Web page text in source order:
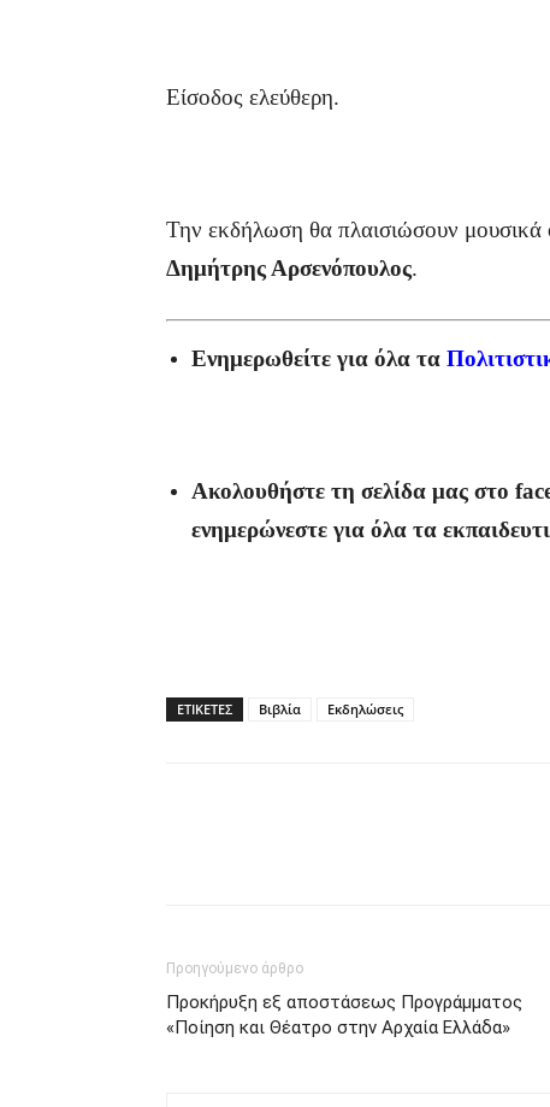
Είσοδος ελεύθερη.
Την εκδήλωση θα πλαισιώσουν μουσικά
Δημήτρης Αρσενόπουλος.
Ενημερωθείτε για όλα τα
Ακολουθήστε τη σελίδα μας στο
ενημερώνεστε για όλα τα
ΕΤΙΚΕΤΕΣ Βιβλία Εκδηλώσεις
Προηγούμενο άρθρο
Προκήρυξη εξ αποστάσεως Προγράμματος
«Ποίηση και Θέατρο στην Αρχαία Ελλάδα»